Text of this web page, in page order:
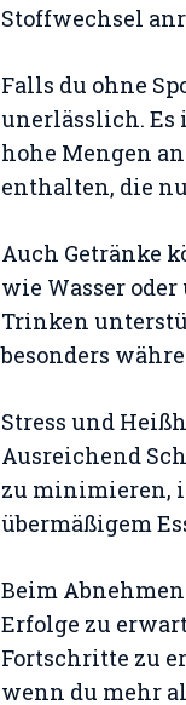
Stoffwechsel
Falls du ohne
unerlässlich. Es
hohe Mengen
enthalten, die
Auch Getränke
wie Wasser
Trinken
besonders
Stress und
Ausreichend
zu minimieren,
übermäßigem
Beim
Erfolge zu
Fortschritte zu
wenn du mehr